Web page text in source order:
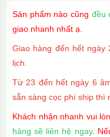
MãOP16Prtrị giá
Ốp lưng iPhone 16
giản
Mã OP16 trị giá70.000₫
Sản phẩm nào cũng đều
giao nhanh nhất ạ.
Giao hàng đến hết ngày
lịch.
Từ 23 đến hết ngày 6
sẵn sàng cọc phí ship thì
Khách nhận nhanh vui
hàng sẽ liên hệ ngay.